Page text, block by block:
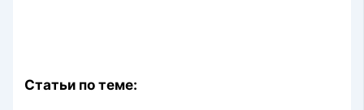
Статьи по теме: